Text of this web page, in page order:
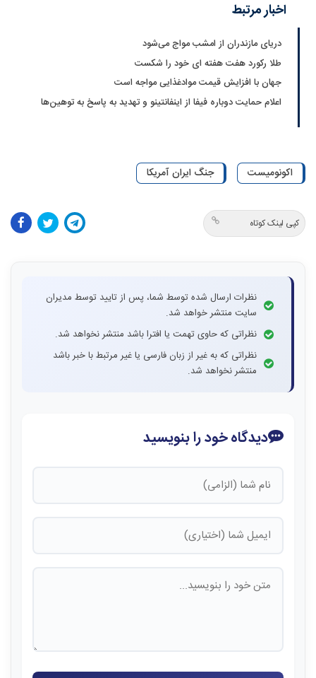
اخبار مرتبط
دریای مازندران از امشب مواج می‌شود
طلا رکورد هفت هفته ای خود را شکست
جهان با افزایش قیمت موادغذایی مواجه است
اعلام حمایت دوباره فیفا از اینفانتینو و تهدید به پاسخ به توهین‌ها
اکونومیست جنگ ایران آمریکا
کپی لینک کوتاه
نظرات ارسال شده توسط شما، پس از تایید توسط مدیران
سایت منتشر خواهد شد.
نظراتی که حاوی تهمت یا افترا باشد منتشر نخواهد شد.
نظراتی که به غیر از زبان فارسی یا غیر مرتبط با خبر باشد
منتشر نخواهد شد.
دیدگاه خود را بنویسید